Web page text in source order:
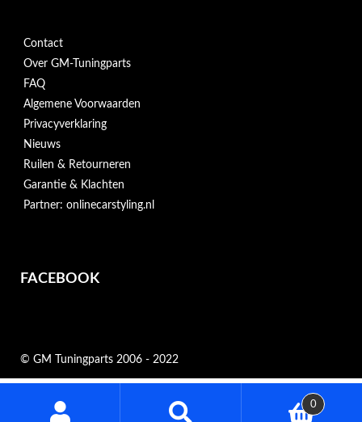
Contact
Over GM-Tuningparts
FAQ
Algemene Voorwaarden
Privacyverklaring
Nieuws
Ruilen & Retourneren
Garantie & Klachten
Partner: onlinecarstyling.nl
FACEBOOK
© GM Tuningparts 2006 - 2022
0